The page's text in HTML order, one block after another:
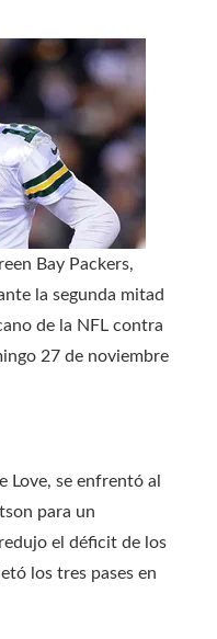
Bay Packers,
la segunda mitad
de la NFL contra
27 de noviembre
Love, se enfrentó al
para un
el déficit de los
los tres pases en